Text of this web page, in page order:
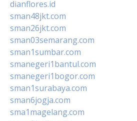
dianflores.id
sman48jkt.com
sman26jkt.com
sman03semarang.com
sman1sumbar.com
smanegeri1bantul.com
smanegeri1bogor.com
sman1surabaya.com
sman6jogja.com
sma1magelang.com